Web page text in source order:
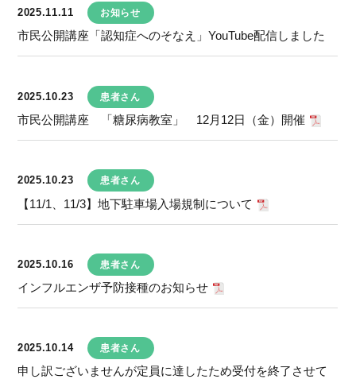
2025.11.11 お知らせ
市民公開講座「認知症へのそなえ」YouTube配信しました
2025.10.23 患者さん
市民公開講座 「糖尿病教室」 12月12日（金）開催
2025.10.23 患者さん
【11/1、11/3】地下駐車場入場規制について
2025.10.16 患者さん
インフルエンザ予防接種のお知らせ
2025.10.14 患者さん
申し訳ございませんが定員に達したため受付を終了させて